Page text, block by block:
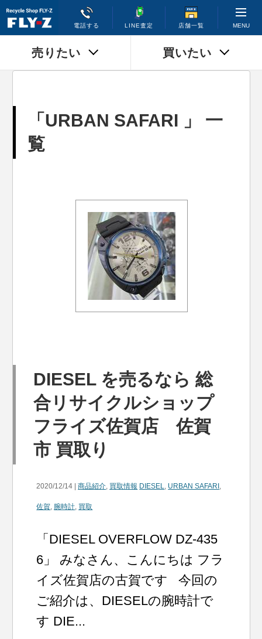
電話する LINE査定 店舗一覧 MENU
売りたい 買いたい
「URBAN SAFARI 」 一
覧
DIESEL を売るなら 総
合リサイクルショップ
フライズ佐賀店 佐賀
市 買取り
2020/12/14 |商品紹介, 買取情報 DIESEL, URBAN SAFARI ,
佐賀, 腕時計, 買取
「DIESEL OVERFLOW DZ-435
6」 みなさん、こんにちは フラ
イズ佐賀店の古賀です 今回の
ご紹介は、DIESELの腕時計で
す DIE...